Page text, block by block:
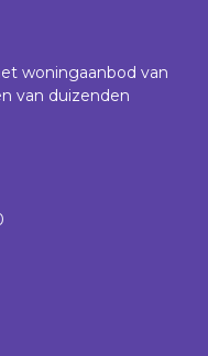
woningaanbod van
van duizenden